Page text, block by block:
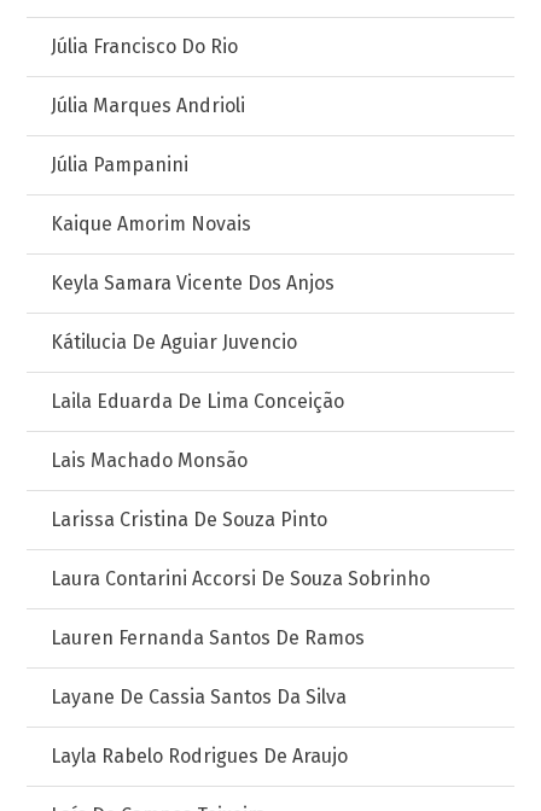
Júlia Francisco Do Rio
Júlia Marques Andrioli
Júlia Pampanini
Kaique Amorim Novais
Keyla Samara Vicente Dos Anjos
Kátilucia De Aguiar Juvencio
Laila Eduarda De Lima Conceição
Lais Machado Monsão
Larissa Cristina De Souza Pinto
Laura Contarini Accorsi De Souza Sobrinho
Lauren Fernanda Santos De Ramos
Layane De Cassia Santos Da Silva
Layla Rabelo Rodrigues De Araujo